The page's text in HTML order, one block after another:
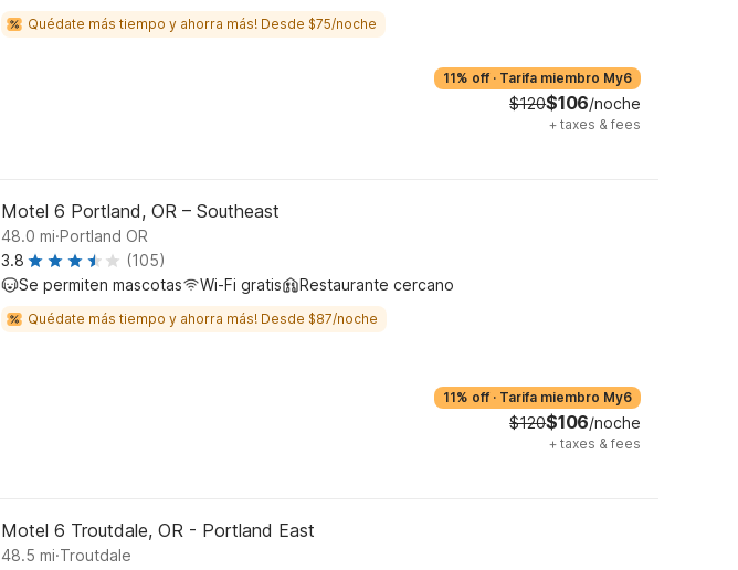
Quédate más tiempo y ahorra más! Desde $75/noche
11% off · Tarifa miembro My6
$120$106/noche
+ taxes & fees
Motel 6 Portland, OR – Southeast
48.0 mi.Portland OR
3.8
(105)
Se permiten mascotas
Wi-Fi gratis Restaurante cercano
Quédate más tiempo y ahorra más! Desde $87/noche
11% off · Tarifa miembro My6
$120$106/noche
+ taxes & fees
Motel 6 Troutdale, OR - Portland East
48.5 mi.Troutdale